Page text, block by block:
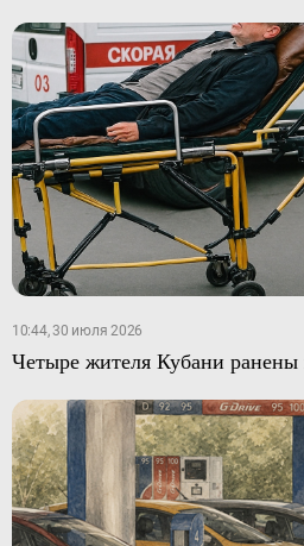
10:44, 30 июля 2026
Четыре жителя Кубани